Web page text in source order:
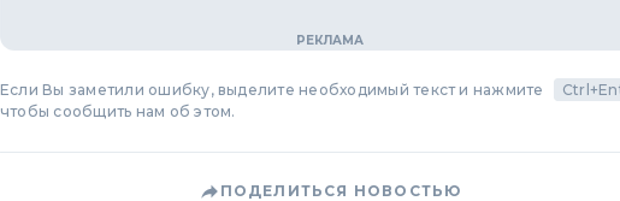
Если Вы заметили ошибку, выделите необходимый текст и нажмите
чтобы сообщить нам об этом.
ПОДЕЛИТЬСЯ НОВОСТЬЮ